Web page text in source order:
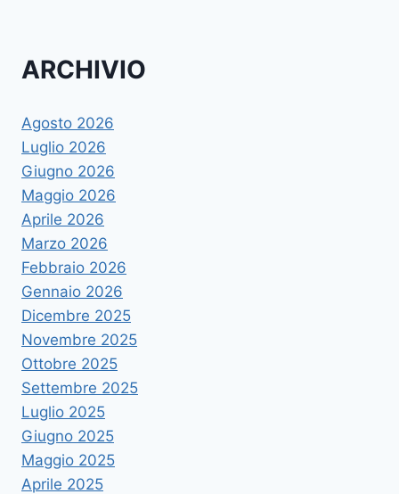
ARCHIVIO
Agosto 2026
Luglio 2026
Giugno 2026
Maggio 2026
Aprile 2026
Marzo 2026
Febbraio 2026
Gennaio 2026
Dicembre 2025
Novembre 2025
Ottobre 2025
Settembre 2025
Luglio 2025
Giugno 2025
Maggio 2025
Aprile 2025